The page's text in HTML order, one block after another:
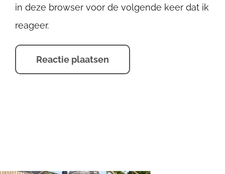
in deze browser voor de volgende keer dat ik
reageer.